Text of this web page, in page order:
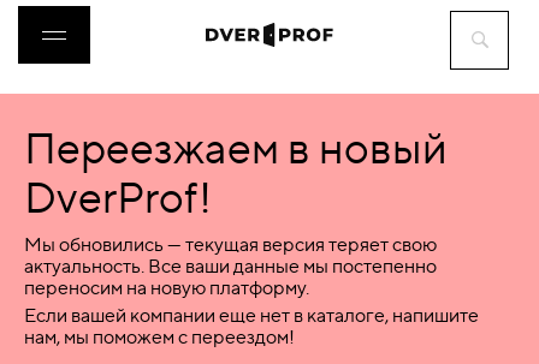
ДВЕРИ
ФУРНИТУРА
ВОРОТА
Переезжаем в новый
DverProf!
Мы обновились — текущая версия теряет свою
актуальность. Все ваши данные мы постепенно
переносим на новую платформу.
Если вашей компании еще нет в каталоге, напишите
нам, мы поможем с переездом!